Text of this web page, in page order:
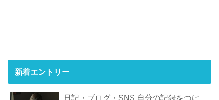
新着エントリー
日記・ブログ・SNS 自分の記録をつけ